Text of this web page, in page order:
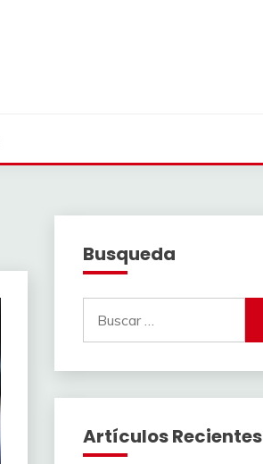
Busqueda
Artículos Recientes